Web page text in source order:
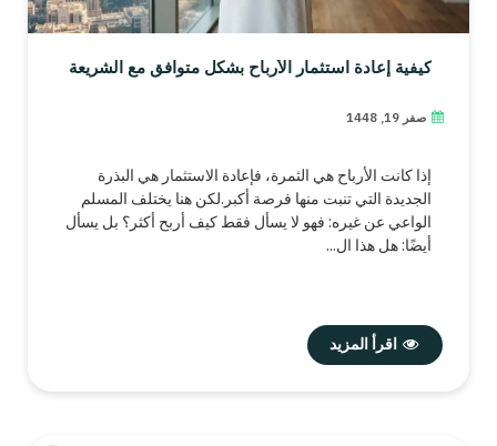
كيفية إعادة استثمار الأرباح بشكل متوافق مع الشريعة
صفر 19, 1448
إذا كانت الأرباح هي الثمرة، فإعادة الاستثمار هي البذرة
الجديدة التي تنبت منها فرصة أكبر.لكن هنا يختلف المسلم
الواعي عن غيره: فهو لا يسأل فقط كيف أربح أكثر؟ بل يسأل
أيضًا: هل هذا ال...
اقرأ المزيد